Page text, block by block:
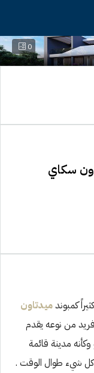
0
ميدتاون سكاي
كمبوندميدتاون
فريد من نوعه يقدم
مدينة قائمة
كل شيء طوال الوقت .